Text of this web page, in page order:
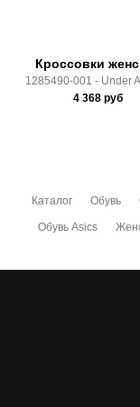
Кроссовки
1285490-001 - Under
4 368руб
Каталог Обувь
Обувь Asics